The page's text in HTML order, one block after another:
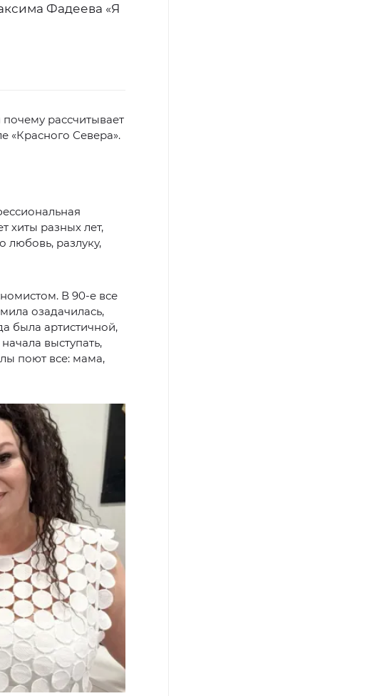
Фадеева «Я
рассчитывает
«Красного Севера».
хиты разных лет,
любовь, разлуку,
В 90-е все
озадачилась,
была артистичной,
выступать,
поют все: мама,